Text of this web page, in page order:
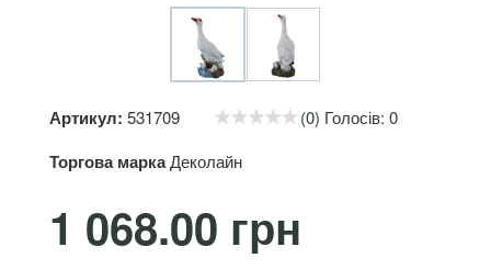
Артикул: 531709 (0) Голосів: 0
Торгова маркаДеколайн
1 068.00 грн